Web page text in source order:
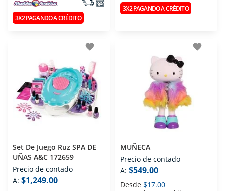
3X2 PAGANDO A CRÉDITO
3X2 PAGANDO A CRÉDITO
favorite
Set De Juego Ruz SPA DE
UÑAS A&C 172659
Precio de contado
A: $1,249.00
favorite
MUÑECA
Precio de contado
A: $549.00
Desde $17.00